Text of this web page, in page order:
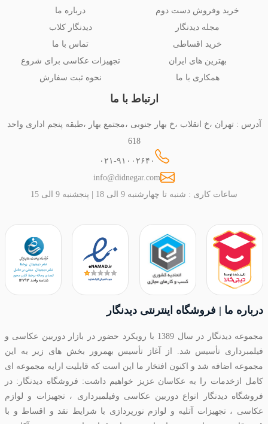
خرید وفروش دست دوم
مجله دیدنگار
خرید اقساطی
بهترین های ایران
همکاری با ما
درباره ما
دیدنگار کلاب
تماس با ما
تجهیزات عکاسی برای شروع
نحوه ثبت سفارش
ارتباط با ما
آدرس : تهران ،خ انقلاب ،خ بهار جنوبی ،مجتمع بهار ،طبقه پنجم اداری واحد
618
۰۲۱-۹۱۰۰۲۶۴۰
info@didnegar.com
ساعات کاری : شنبه تا چهارشنبه 9 الی 18 | پنجشنبه 9 الی 15
درباره ما | فروشگاه اینترنتی دیدنگار
مجموعه دیدنگار در سال 1389 با رویکرد حضور در بازار دوربین عکاسی و
فیلمبرداری تأسیس شد. از آغاز تأسیس بهمرور بخش های زیر به این
مجموعه اضافه شد و اکنون افتخار ما این است که قابلیت ارایه مجموعه ای
کامل ازخدمات را به عکاسان عزیز خواهیم داشت: فروشگاه دیدنگار: در
فروشگاه دیدنگار انواع دوربین عکاسی وفیلمبرداری ، تجهیزات و لوازم
عکاسی ، تجهیزات آتلیه و لوازم نورپردازی با شرایط نقد و اقساط و با